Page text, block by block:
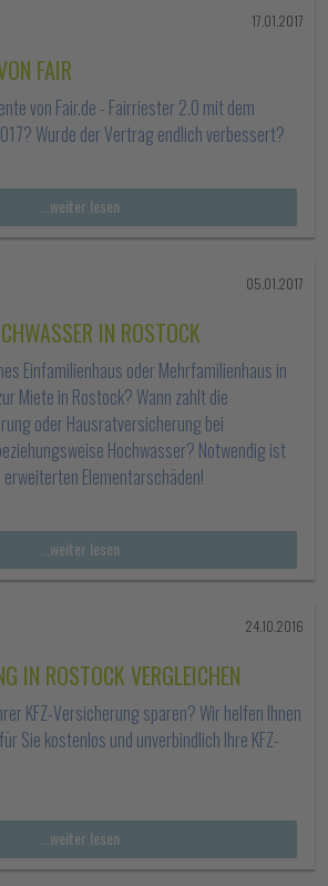
17.01.2017
FAIR
von Fair.de - Fairriester 2.0 mit dem
Wurde der Vertrag endlich verbessert?
...weiter lesen
05.01.2017
IN ROSTOCK
Einfamilienhaus oder Mehrfamilienhaus in
Miete in Rostock? Wann zahlt die
oder Hausratversicherung bei
Hochwasser? Notwendig ist
Elementarschäden!
...weiter lesen
24.10.2016
IN ROSTOCK VERGLEICHEN
KFZ-Versicherung sparen? Wir helfen Ihnen
Sie kostenlos und unverbindlich Ihre KFZ-
...weiter lesen